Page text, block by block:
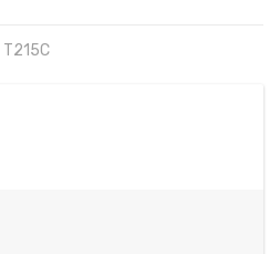
T215C